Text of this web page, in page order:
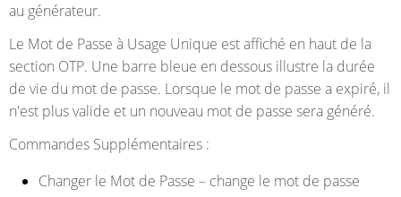
au générateur.
Le Mot de Passe à Usage Unique est affiché en haut de la
section OTP. Une barre bleue en dessous illustre la durée
de vie du mot de passe. Lorsque le mot de passe a expiré, il
n'est plus valide et un nouveau mot de passe sera généré.
Commandes Supplémentaires :
Changer le Mot de Passe – change le mot de passe